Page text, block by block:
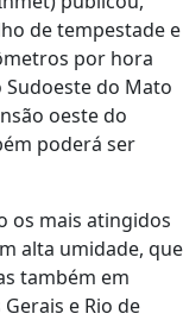
de tempestade e
por hora
do Mato
oeste do
poderá ser
os mais atingidos
alta umidade, que
também em
e Rio de